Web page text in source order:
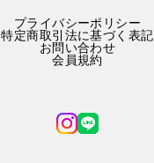
プライバシーポリシー
特定商取引法に基づく表記
お問い合わせ
会員規約